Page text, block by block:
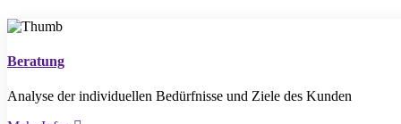
Beratung
Analyse der individuellen Bedürfnisse und Ziele des Kunden